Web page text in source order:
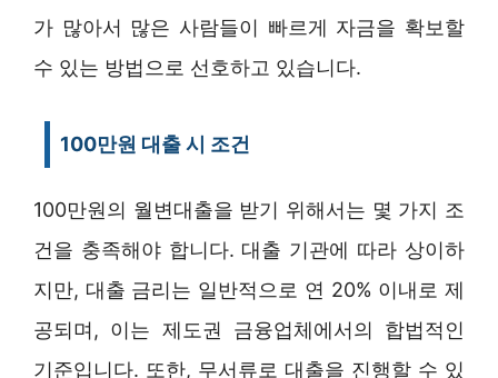
가 많아서 많은 사람들이 빠르게 자금을 확보할
수 있는 방법으로 선호하고 있습니다.
100만원 대출 시 조건
100만원의 월변대출을 받기 위해서는 몇 가지 조
건을 충족해야 합니다. 대출 기관에 따라 상이하
지만, 대출 금리는 일반적으로 연 20% 이내로 제
공되며, 이는 제도권 금융업체에서의 합법적인
기준입니다. 또한, 무서류로 대출을 진행할 수 있